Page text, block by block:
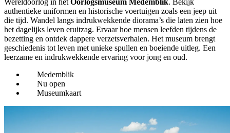
Wereldoorlog in het Oorlogsmuseum Medemblik. Bekijk
authentieke uniformen en historische voertuigen zoals een jeep uit
die tijd. Wandel langs indrukwekkende diorama’s die laten zien hoe
het dagelijks leven eruitzag. Ervaar hoe mensen leefden tijdens de
bezetting en ontdek dappere verzetsverhalen. Het museum brengt
geschiedenis tot leven met unieke spullen en boeiende uitleg. Een
leerzame en indrukwekkende ervaring voor jong en oud.
Medemblik
Nu open
Museumkaart